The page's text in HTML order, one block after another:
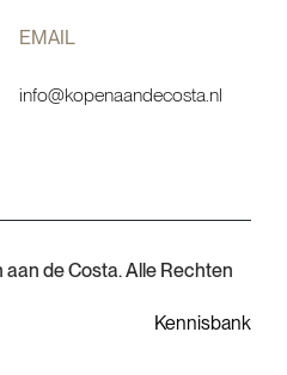
EMAIL
info@kopenaandecosta.nl
de Costa. Alle Rechten
Kennisbank